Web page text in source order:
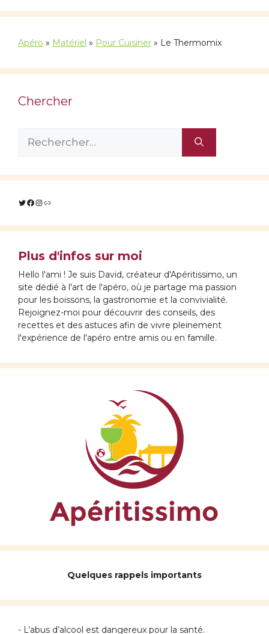
Apéro » Matériel » Pour Cuisiner » Le Thermomix
Chercher
Rechercher :
Twitter
Facebook
Instagram
Lien
Plus d'infos sur moi
Hello l'ami ! Je suis David, créateur d'Apéritissimo, un
site dédié à l'art de l'apéro, où je partage ma passion
pour les boissons, la gastronomie et la convivialité.
Rejoignez-moi pour découvrir des conseils, des
recettes et des astuces afin de vivre pleinement
l'expérience de l'apéro entre amis ou en famille.
Quelques rappels importants
- L’abus d’alcool est dangereux pour la santé.